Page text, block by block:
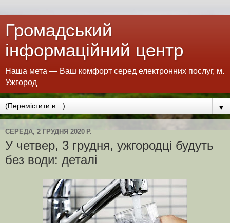
Громадський
інформаційний центр
Наша мета — Ваш комфорт серед електронних послуг, м.
Ужгород
▼
СЕРЕДА, 2 ГРУДНЯ 2020 Р.
У четвер, 3 грудня, ужгородці будуть
без води: деталі